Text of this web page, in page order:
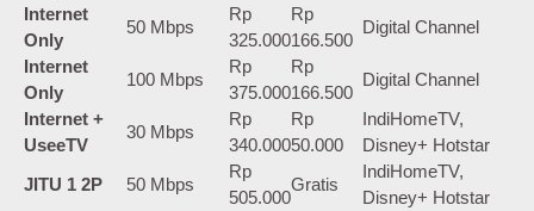
Internet
Only
50 Mbps
Rp
325.000
Rp
166.500
Digital Channel
Internet
Only
100 Mbps
Rp
375.000
Rp
166.500
Digital Channel
Internet +
UseeTV
30 Mbps
Rp
340.000
Rp
50.000
IndiHomeTV,
Disney+ Hotstar
JITU 1 2P
50 Mbps
Rp
505.000
Gratis
IndiHomeTV,
Disney+ Hotstar